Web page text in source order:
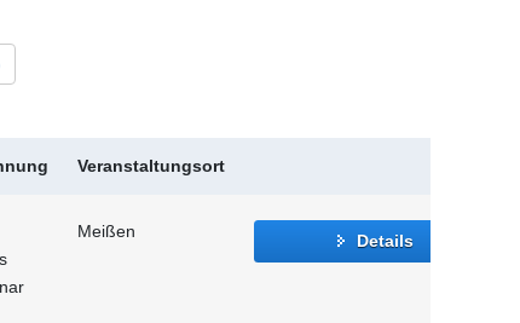
Veranstaltungsort
Meißen Details